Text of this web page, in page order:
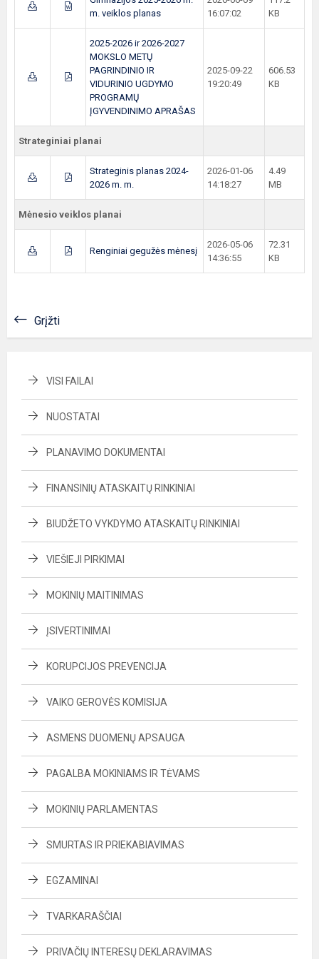
m. veiklos planas
16:07:02
KB
2025-2026 ir 2026-2027
MOKSLO METŲ
PAGRINDINIO IR
VIDURINIO UGDYMO
PROGRAMŲ
ĮGYVENDINIMO APRAŠAS
2025-09-22
19:20:49
606.53
KB
Strateginiai planai
Strateginis planas 2024-
2026 m. m.
2026-01-06
14:18:27
4.49
MB
Mėnesio veiklos planai
Renginiai gegužės mėnesį
2026-05-06
14:36:55
72.31
KB
Grįžti
VISI FAILAI
NUOSTATAI
PLANAVIMO DOKUMENTAI
FINANSINIŲ ATASKAITŲ RINKINIAI
BIUDŽETO VYKDYMO ATASKAITŲ RINKINIAI
VIEŠIEJI PIRKIMAI
MOKINIŲ MAITINIMAS
ĮSIVERTINIMAI
KORUPCIJOS PREVENCIJA
VAIKO GEROVĖS KOMISIJA
ASMENS DUOMENŲ APSAUGA
PAGALBA MOKINIAMS IR TĖVAMS
MOKINIŲ PARLAMENTAS
SMURTAS IR PRIEKABIAVIMAS
EGZAMINAI
TVARKARAŠČIAI
PRIVAČIŲ INTERESŲ DEKLARAVIMAS